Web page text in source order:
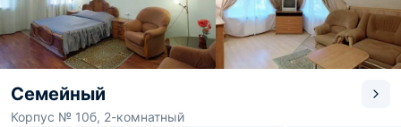
Семейный
Корпус № 10б, 2-комнатный